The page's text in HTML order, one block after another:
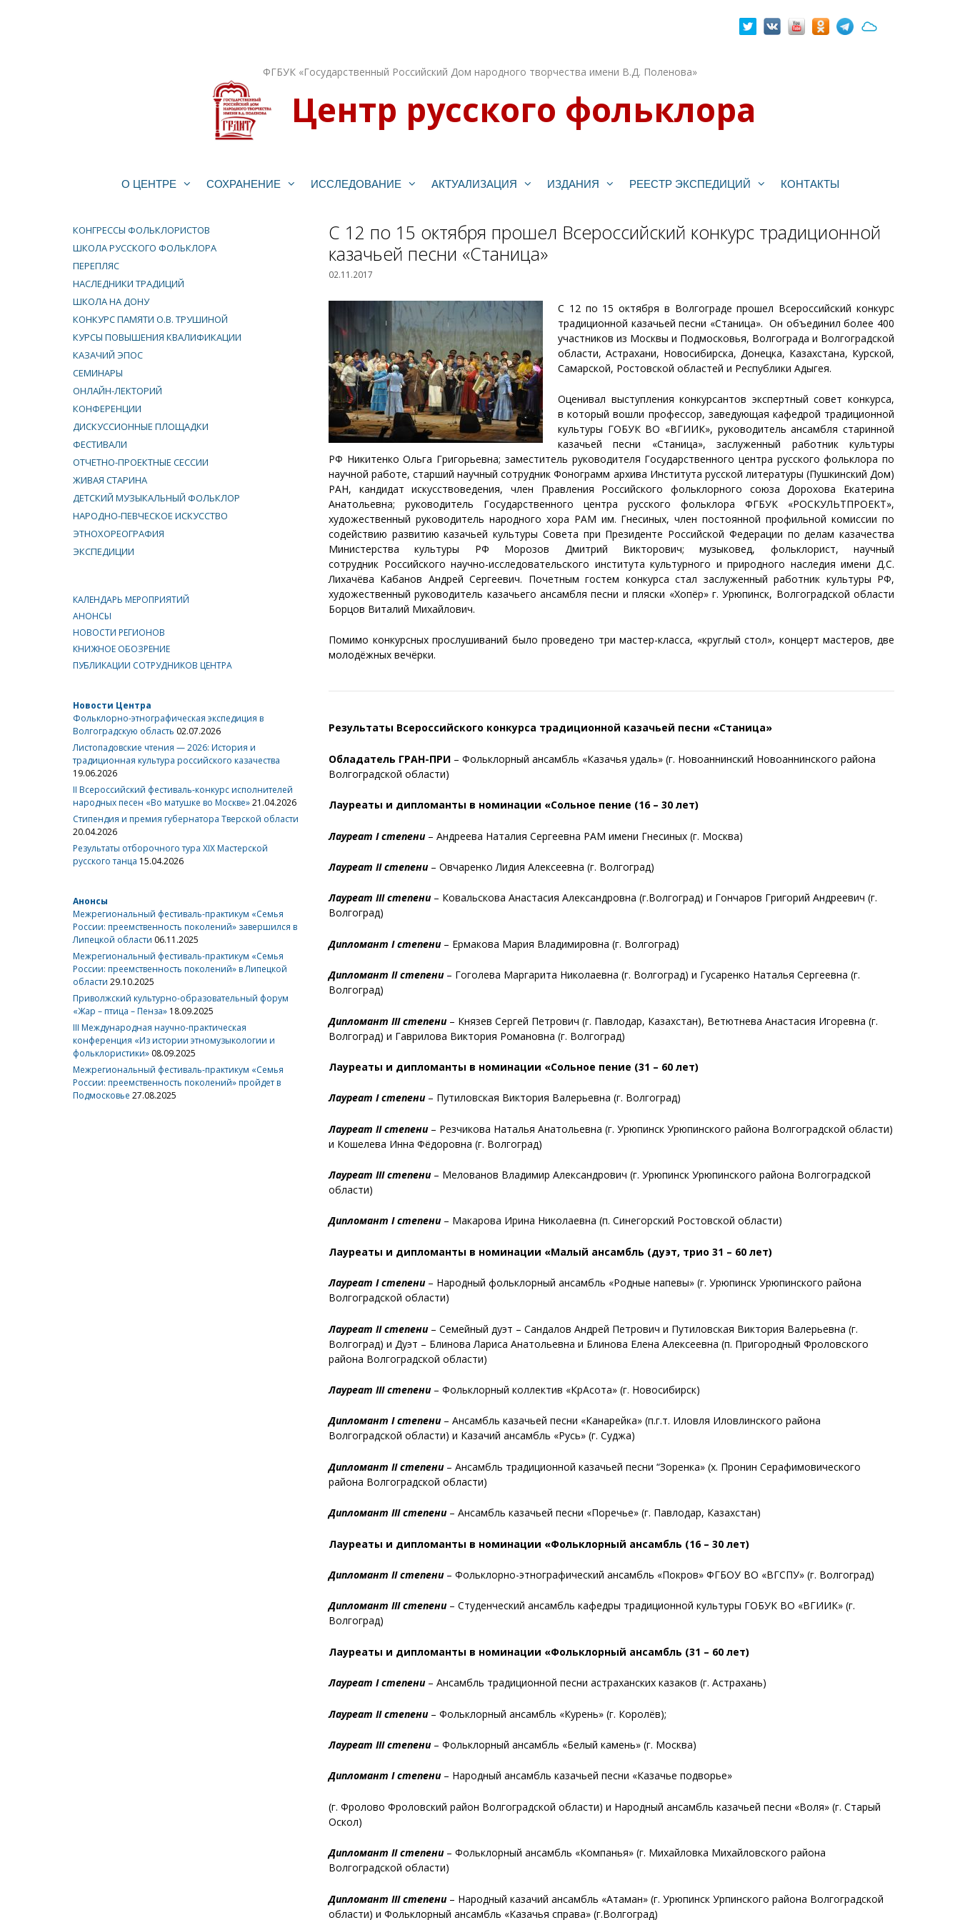
ФГБУК «Государственный Российский Дом народного творчества имени В.Д. Поленова»
Центр русского фольклора
О ЦЕНТРЕ СОХРАНЕНИЕ ИССЛЕДОВАНИЕ АКТУАЛИЗАЦИЯ ИЗДАНИЯ РЕЕСТР ЭКСПЕДИЦИЙ КОНТАКТЫ
С 12 по 15 октября прошел Всероссийский конкурс традиционной
казачьей песни «Станица»
02.11.2017
С 12 по 15 октября в Волгограде прошел Всероссийский конкурс
традиционной казачьей песни «Станица». Он объединил более 400
участников из Москвы и Подмосковья, Волгограда и Волгоградской
области, Астрахани, Новосибирска, Донецка, Казахстана, Курской,
Самарской, Ростовской областей и Республики Адыгея.
Оценивал выступления конкурсантов экспертный совет конкурса,
в который вошли профессор, заведующая кафедрой традиционной
культуры ГОБУК ВО «ВГИИК», руководитель ансамбля старинной
казачьей песни «Станица», заслуженный работник культуры
РФ Никитенко Ольга Григорьевна; заместитель руководителя Государственного центра русского фольклора по
научной работе, старший научный сотрудник Фонограмм архива Института русской литературы (Пушкинский Дом)
РАН, кандидат искусствоведения, член Правления Российского фольклорного союза Дорохова Екатерина
Анатольевна; руководитель Государственного центра русского фольклора ФГБУК «РОСКУЛЬТПРОЕКТ»,
художественный руководитель народного хора РАМ им. Гнесиных, член постоянной профильной комиссии по
содействию развитию казачьей культуры Совета при Президенте Российской Федерации по делам казачества
Министерства культуры РФ Морозов Дмитрий Викторович; музыковед, фольклорист, научный
сотрудник Российского научно-исследовательского института культурного и природного наследия имени Д.С.
Лихачёва Кабанов Андрей Сергеевич. Почетным гостем конкурса стал заслуженный работник культуры РФ,
художественный руководитель казачьего ансамбля песни и пляски «Хопёр» г. Урюпинск, Волгоградской области
Борцов Виталий Михайлович.
Помимо конкурсных прослушиваний было проведено три мастер-класса, «круглый стол», концерт мастеров, две
молодёжных вечёрки.
Результаты Всероссийского конкурса традиционной казачьей песни «Станица»
Обладатель ГРАН-ПРИ – Фольклорный ансамбль «Казачья удаль» (г. Новоаннинский Новоаннинского района
Волгоградской области)
Лауреаты и дипломанты в номинации «Сольное пение (16 – 30 лет)
Лауреат I степени– Андреева Наталия Сергеевна РАМ имени Гнесиных (г. Москва)
Лауреат II степени– Овчаренко Лидия Алексеевна (г. Волгоград)
Лауреат III степени– Ковальскова Анастасия Александровна (г.Волгоград) и Гончаров Григорий Андреевич (г.
Волгоград)
Дипломант I степени– Ермакова Мария Владимировна (г. Волгоград)
Дипломант II степени– Гоголева Маргарита Николаевна (г. Волгоград) и Гусаренко Наталья Сергеевна (г.
Волгоград)
Дипломант III степени– Князев Сергей Петрович (г. Павлодар, Казахстан), Ветютнева Анастасия Игоревна (г.
Волгоград) и Гаврилова Виктория Романовна (г. Волгоград)
Лауреаты и дипломанты в номинации «Сольное пение (31 – 60 лет)
Лауреат I степени– Путиловская Виктория Валерьевна (г. Волгоград)
Лауреат II степени– Резчикова Наталья Анатольевна (г. Урюпинск Урюпинского района Волгоградской области)
и Кошелева Инна Фёдоровна (г. Волгоград)
Лауреат III степени– Мелованов Владимир Александрович (г. Урюпинск Урюпинского района Волгоградской
области)
Дипломант I степени– Макарова Ирина Николаевна (п. Синегорский Ростовской области)
Лауреаты и дипломанты в номинации «Малый ансамбль (дуэт, трио 31 – 60 лет)
Лауреат I степени– Народный фольклорный ансамбль «Родные напевы» (г. Урюпинск Урюпинского района
Волгоградской области)
Лауреат II степени– Семейный дуэт – Сандалов Андрей Петрович и Путиловская Виктория Валерьевна (г.
Волгоград) и Дуэт – Блинова Лариса Анатольевна и Блинова Елена Алексеевна (п. Пригородный Фроловского
района Волгоградской области)
Лауреат III степени– Фольклорный коллектив «КрАсота» (г. Новосибирск)
Дипломант I степени– Ансамбль казачьей песни «Канарейка» (п.г.т. Иловля Иловлинского района
Волгоградской области) и Казачий ансамбль «Русь» (г. Суджа)
Дипломант II степени– Ансамбль традиционной казачьей песни “Зоренка» (х. Пронин Серафимовического
района Волгоградской области)
Дипломант III степени– Ансамбль казачьей песни «Поречье» (г. Павлодар, Казахстан)
Лауреаты и дипломанты в номинации «Фольклорный ансамбль (16 – 30 лет)
Дипломант II степени– Фольклорно-этнографический ансамбль «Покров» ФГБОУ ВО «ВГСПУ» (г. Волгоград)
Дипломант III степени– Студенческий ансамбль кафедры традиционной культуры ГОБУК ВО «ВГИИК» (г.
Волгоград)
Лауреаты и дипломанты в номинации «Фольклорный ансамбль (31 – 60 лет)
Лауреат I степени– Ансамбль традиционной песни астраханских казаков (г. Астрахань)
Лауреат II степени– Фольклорный ансамбль «Курень» (г. Королёв);
Лауреат III степени– Фольклорный ансамбль «Белый камень» (г. Москва)
Дипломант I степени– Народный ансамбль казачьей песни «Казачье подворье»
(г. Фролово Фроловский район Волгоградской области) и Народный ансамбль казачьей песни «Воля» (г. Старый
Оскол)
Дипломант II степени– Фольклорный ансамбль «Компанья» (г. Михайловка Михайловского района
Волгоградской области)
Дипломант III степени – Народный казачий ансамбль «Атаман» (г. Урюпинск Урпинского района Волгоградской
области) и Фольклорный ансамбль «Казачья справа» (г.Волгоград)
КОНГРЕССЫ ФОЛЬКЛОРИСТОВ
ШКОЛА РУССКОГО ФОЛЬКЛОРА
ПЕРЕПЛЯС
НАСЛЕДНИКИ ТРАДИЦИЙ
ШКОЛА НА ДОНУ
КОНКУРС ПАМЯТИ О.В. ТРУШИНОЙ
КУРСЫ ПОВЫШЕНИЯ КВАЛИФИКАЦИИ
КАЗАЧИЙ ЭПОС
СЕМИНАРЫ
ОНЛАЙН-ЛЕКТОРИЙ
КОНФЕРЕНЦИИ
ДИСКУССИОННЫЕ ПЛОЩАДКИ
ФЕСТИВАЛИ
ОТЧЕТНО-ПРОЕКТНЫЕ СЕССИИ
ЖИВАЯ СТАРИНА
ДЕТСКИЙ МУЗЫКАЛЬНЫЙ ФОЛЬКЛОР
НАРОДНО-ПЕВЧЕСКОЕ ИСКУССТВО
ЭТНОХОРЕОГРАФИЯ
ЭКСПЕДИЦИИ
КАЛЕНДАРЬ МЕРОПРИЯТИЙ
АНОНСЫ
НОВОСТИ РЕГИОНОВ
КНИЖНОЕ ОБОЗРЕНИЕ
ПУБЛИКАЦИИ СОТРУДНИКОВ ЦЕНТРА
Новости Центра
Фольклорно-этнографическая экспедиция в
Волгоградскую область 02.07.2026
Листопадовские чтения — 2026: История и
традиционная культура российского казачества
19.06.2026
II Всероссийский фестиваль-конкурс исполнителей
народных песен «Во матушке во Москве»21.04.2026
Стипендия и премия губернатора Тверской области
20.04.2026
Результаты отборочного тура XIX Мастерской
русского танца 15.04.2026
Анонсы
Межрегиональный фестиваль-практикум «Семья
России: преемственность поколений» завершился в
Липецкой области 06.11.2025
Межрегиональный фестиваль-практикум «Семья
России: преемственность поколений» в Липецкой
области 29.10.2025
Приволжский культурно-образовательный форум
«Жар – птица – Пенза» 18.09.2025
III Международная научно-практическая
конференция «Из истории этномузыкологии и
фольклористики» 08.09.2025
Межрегиональный фестиваль-практикум «Семья
России: преемственность поколений» пройдет в
Подмосковье 27.08.2025